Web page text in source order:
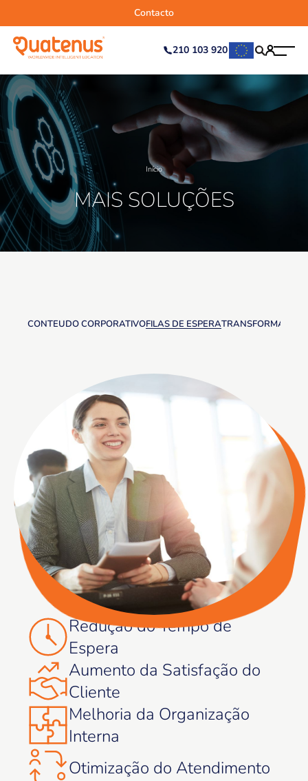
210 103 920
Contacto
Início
MAIS SOLUÇÕES
CONTEÚDO CORPORATIVOFILAS DE ESPERATRANSFORMAÇÃO
Redução do Tempo de
Espera
Aumento da Satisfação do
Cliente
Melhoria da Organização
Interna
Otimização do Atendimento